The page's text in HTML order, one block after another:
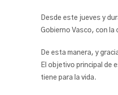
Desde este jueves y
Gobierno Vasco, con la
De esta manera, y
El objetivo principal de
tiene para la vida.